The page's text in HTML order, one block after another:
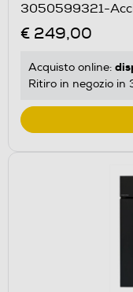
3050599321-
€ 249,00
Acquisto online:
Ritiro in negozio in